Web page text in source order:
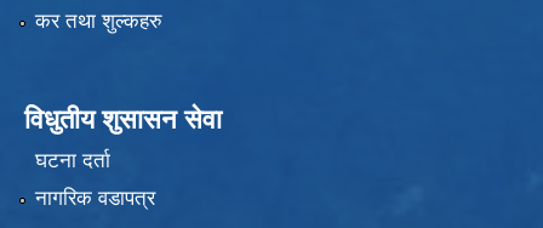
कर तथा शुल्कहरु
विधुतीय शुसासन सेवा
घटना दर्ता
नागरिक वडापत्र